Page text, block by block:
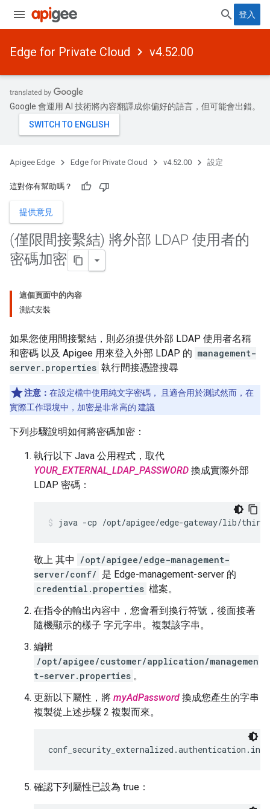
登入
Edge for Private Cloud v4.52.00
Google 會運用 AI 技術將內容翻譯成你偏好的語言，但可能會出錯。
Apigee Edge Edge for Private Cloud v4.52.00 設定
這對你有幫助嗎？
提供意見
(僅限間接繫結) 將外部 LDAP 使用者的
密碼加密
這個頁面中的內容
測試安裝
如果您使用間接繫結，則必須提供外部 LDAP 使用者名稱
和密碼 以及 Apigee 用來登入外部 LDAP 的 management-
server.properties 執行間接憑證搜尋
注意： 在設定檔中使用純文字密碼， 且適合用於測試然而，在
實際工作環境中，加密是非常高的 建議
下列步驟說明如何將密碼加密：
執行以下 Java 公用程式，取代
YOUR_EXTERNAL_LDAP_PASSWORD 換成實際外部
LDAP 密碼：
java -cp /opt/apigee/edge-gateway/lib/
敬上 其中
/opt/apigee/edge-management-
server/conf/ 是 Edge-management-server 的
credential.properties 檔案。
在指令的輸出內容中，您會看到換行符號，後面接著
隨機顯示的樣子 字元字串。複製該字串。
編輯
/opt/apigee/customer/application/managemen
t-server.properties 。
更新以下屬性，將 myAdPassword 換成您產生的字串
複製從上述步驟 2 複製而來。
確認下列屬性已設為 true：